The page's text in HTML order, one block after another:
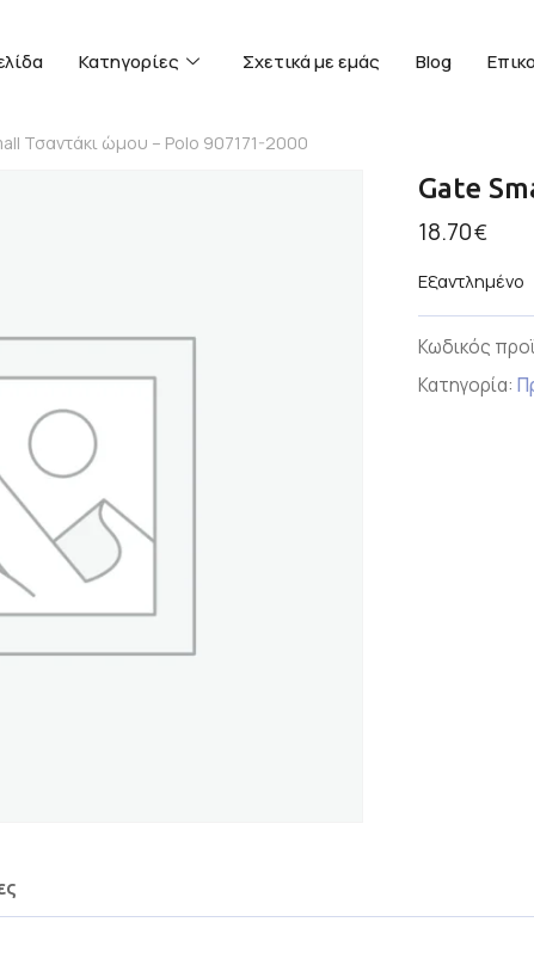
Κατηγορίες Σχετικά με εμάς Blog
Τσαντάκι ώμου – Polo 907171-2000
Gate
18.70€
Εξαντλημένο
Κωδικός
Κατηγορία: